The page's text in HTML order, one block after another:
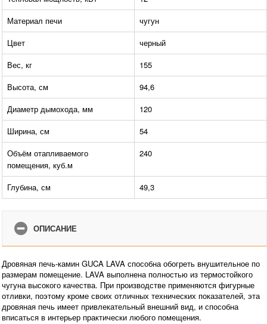
Материал печи
чугун
Цвет
черный
Вес, кг
155
Высота, см
94,6
Диаметр дымохода, мм
120
Ширина, см
54
Объём отапливаемого
помещения, куб.м
240
Глубина, см 49,3
ОПИСАНИЕ
Дровяная печь-камин GUCA LAVA способна обогреть внушительное по
размерам помещение. LAVA выполнена полностью из термостойкого
чугуна высокого качества. При производстве применяются фигурные
отливки, поэтому кроме своих отличных технических показателей, эта
дровяная печь имеет привлекательный внешний вид, и способна
вписаться в интерьер практически любого помещения.